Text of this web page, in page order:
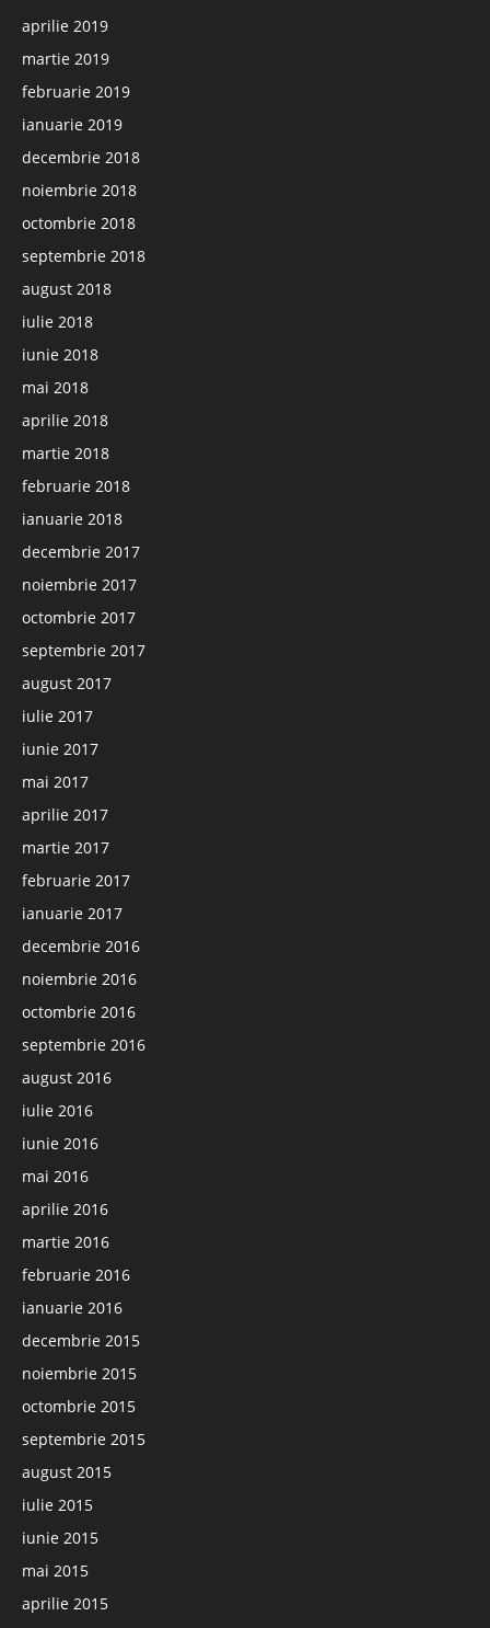
aprilie 2019
martie 2019
februarie 2019
ianuarie 2019
decembrie 2018
noiembrie 2018
octombrie 2018
septembrie 2018
august 2018
iulie 2018
iunie 2018
mai 2018
aprilie 2018
martie 2018
februarie 2018
ianuarie 2018
decembrie 2017
noiembrie 2017
octombrie 2017
septembrie 2017
august 2017
iulie 2017
iunie 2017
mai 2017
aprilie 2017
martie 2017
februarie 2017
ianuarie 2017
decembrie 2016
noiembrie 2016
octombrie 2016
septembrie 2016
august 2016
iulie 2016
iunie 2016
mai 2016
aprilie 2016
martie 2016
februarie 2016
ianuarie 2016
decembrie 2015
noiembrie 2015
octombrie 2015
septembrie 2015
august 2015
iulie 2015
iunie 2015
mai 2015
aprilie 2015